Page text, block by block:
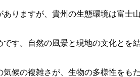
りますが、貴州の生態環境は富士
す。自然の風景と現地の文化とを
候の複雑さが、生物の多様性をも